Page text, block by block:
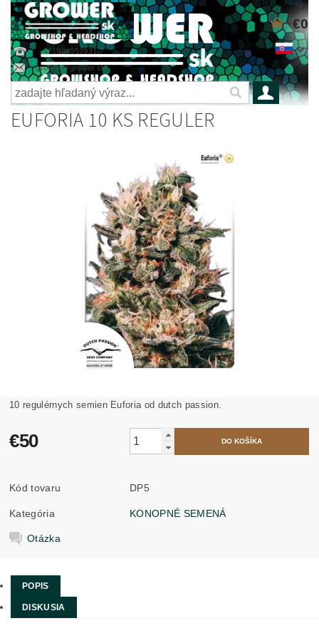
+421904052931
grower@grower.sk
€0
EUFORIA 10 KS REGULER
10 regulérnych semien Euforia od dutch passion.
€50
Kód tovaru DP5
Kategória KONOPNÉ SEMENÁ
Otázka
POPIS
DISKUSIA